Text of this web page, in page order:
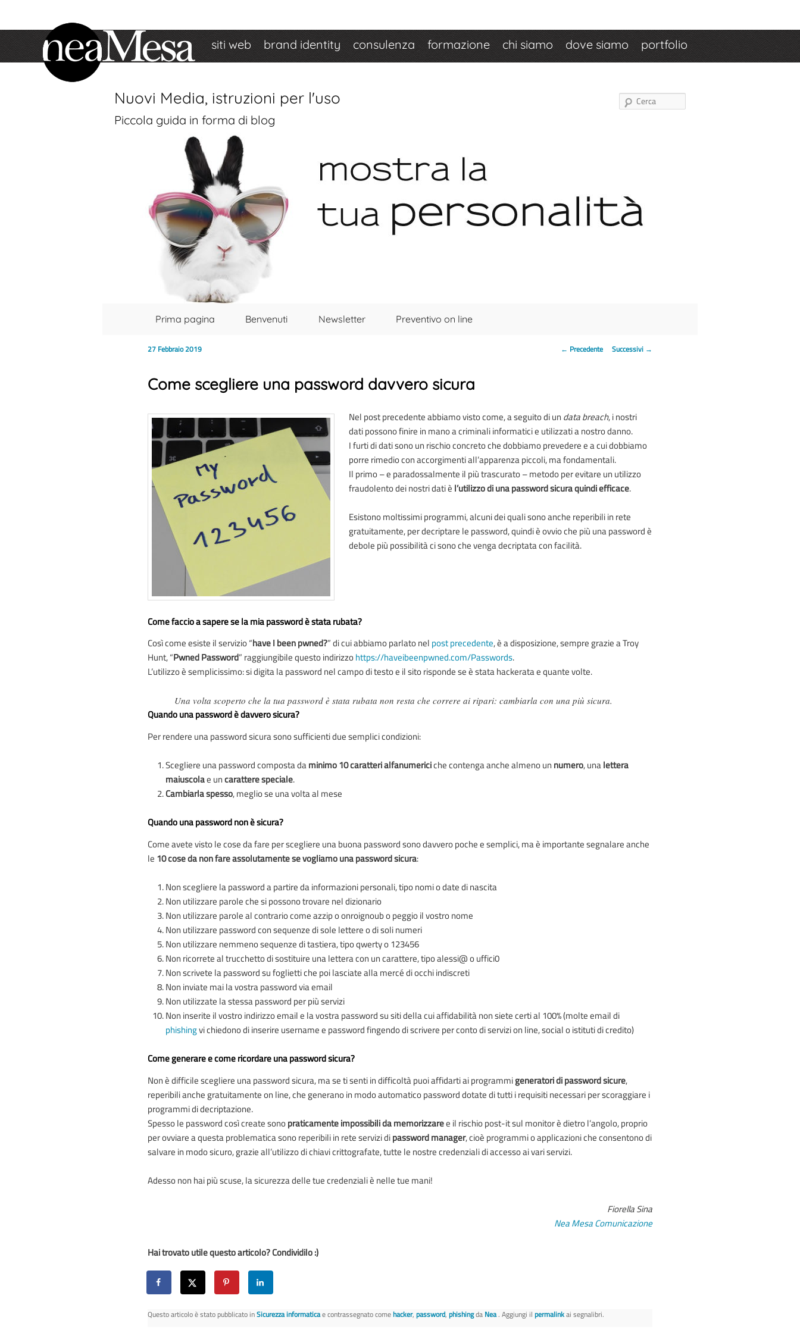
siti web brand identity consulenza formazione chi siamo dove siamo portfolio
Nuovi Media, istruzioni per l'uso
Piccola guida in forma di blog
Vai al contenuto principale
Vai al contenuto secondario
Prima pagina Benvenuti Newsletter Preventivo on line
Navigazione articolo
← Precedente Successivi →
Come scegliere una password davvero sicura
27 Febbraio 2019
Nel post precedente abbiamo visto come, a seguito di undata breach, i nostri
dati possono finire in mano a criminali informatici e utilizzati a nostro danno.
I furti di dati sono un rischio concreto che dobbiamo prevedere e a cui dobbiamo
porre rimedio con accorgimenti all’apparenza piccoli, ma fondamentali.
Il primo – e paradossalmente il più trascurato – metodo per evitare un utilizzo
fraudolento dei nostri dati èl’utilizzo di una password sicura quindi efficace.
Esistono moltissimi programmi, alcuni dei quali sono anche reperibili in rete
gratuitamente, per decriptare le password, quindi è ovvio che più una password è
debole più possibilità ci sono che venga decriptata con facilità.
Come faccio a sapere se la mia password è stata rubata?
Così come esiste il servizio “have I been pwned?” di cui abbiamo parlato nelpost precedente, è a disposizione, sempre grazie a Troy
Hunt, “Pwned Password” raggiungibile questo indirizzohttps://haveibeenpwned.com/Passwords.
L’utilizzo è semplicissimo: si digita la password nel campo di testo e il sito risponde se è stata hackerata e quante volte.
Una volta scoperto che la tua password è stata rubata non resta che correre ai ripari: cambiarla con una più sicura.
Quando una password è davvero sicura?
Per rendere una password sicura sono sufficienti due semplici condizioni:
Scegliere una password composta daminimo 10 caratteri alfanumericiche contenga anche almeno unnumero, unalettera
maiuscolae uncarattere speciale.
Cambiarla spesso, meglio se una volta al mese
Quando una password non è sicura?
Come avete visto le cose da fare per scegliere una buona password sono davvero poche e semplici, ma è importante segnalare anche
le10 cose da non fare assolutamente se vogliamo una password sicura:
Non scegliere la password a partire da informazioni personali, tipo nomi o date di nascita
Non utilizzare parole che si possono trovare nel dizionario
Non utilizzare parole al contrario come azzip o onroignoub o peggio il vostro nome
Non utilizzare password con sequenze di sole lettere o di soli numeri
Non utilizzare nemmeno sequenze di tastiera, tipo qwerty o 123456
Non ricorrete al trucchetto di sostituire una lettera con un carattere, tipo alessi@ o uffici0
Non scrivete la password su foglietti che poi lasciate alla mercé di occhi indiscreti
Non inviate mai la vostra password via email
Non utilizzate la stessa password per più servizi
Non inserite il vostro indirizzo email e la vostra password su siti della cui affidabilità non siete certi al 100% (molte email di
phishingvi chiedono di inserire username e password fingendo di scrivere per conto di servizi on line, social o istituti di credito)
Come generare e come ricordare una password sicura?
Non è difficile scegliere una password sicura, ma se ti senti in difficoltà puoi affidarti ai programmigeneratori di password sicure,
reperibili anche gratuitamente on line, che generano in modo automatico password dotate di tutti i requisiti necessari per scoraggiare i
programmi di decriptazione.
Spesso le password così create sonopraticamente impossibili da memorizzaree il rischio post-it sul monitor è dietro l’angolo, proprio
per ovviare a questa problematica sono reperibili in rete servizi dipassword manager, cioè programmi o applicazioni che consentono di
salvare in modo sicuro, grazie all’utilizzo di chiavi crittografate, tutte le nostre credenziali di accesso ai vari servizi.
Adesso non hai più scuse, la sicurezza delle tue credenziali è nelle tue mani!
Fiorella Sina
Nea Mesa Comunicazione
Hai trovato utile questo articolo? Condividilo :)
Questo articolo è stato pubblicato inSicurezza informaticae contrassegnato comehacker,password,phishingdaNea. Aggiungi ilpermalinkai segnalibri.